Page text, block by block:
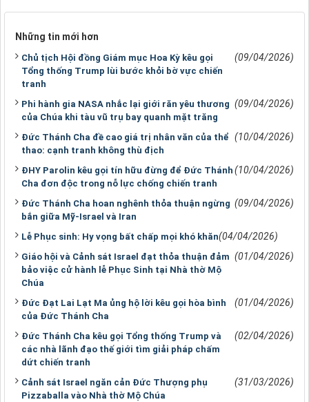
Những tin mới hơn
Chủ tịch Hội đồng Giám mục Hoa Kỳ kêu gọi
Tổng thống Trump lùi bước khỏi bờ vực chiến
tranh
(09/04/2026)
Phi hành gia NASA nhắc lại giới răn yêu thương
của Chúa khi tàu vũ trụ bay quanh mặt trăng
(09/04/2026)
Đức Thánh Cha đề cao giá trị nhân văn của thể
thao: cạnh tranh không thù địch
(10/04/2026)
ĐHY Parolin kêu gọi tín hữu đừng để Đức Thánh
Cha đơn độc trong nỗ lực chống chiến tranh
(10/04/2026)
Đức Thánh Cha hoan nghênh thỏa thuận ngừng
bắn giữa Mỹ-Israel và Iran
(09/04/2026)
Lễ Phục sinh: Hy vọng bất chấp mọi khó khăn(04/04/2026)
Giáo hội và Cảnh sát Israel đạt thỏa thuận đảm
bảo việc cử hành lễ Phục Sinh tại Nhà thờ Mộ
Chúa
(01/04/2026)
Đức Đạt Lai Lạt Ma ủng hộ lời kêu gọi hòa bình
của Đức Thánh Cha
(01/04/2026)
Đức Thánh Cha kêu gọi Tổng thống Trump và
các nhà lãnh đạo thế giới tìm giải pháp chấm
dứt chiến tranh
(02/04/2026)
Cảnh sát Israel ngăn cản Đức Thượng phụ
Pizzaballa vào Nhà thờ Mộ Chúa
(31/03/2026)